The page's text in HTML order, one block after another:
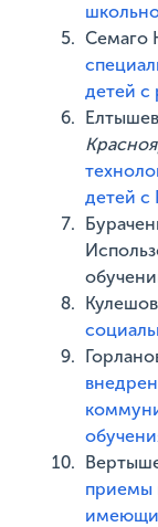
Семаго
детей с
детей с
приемы